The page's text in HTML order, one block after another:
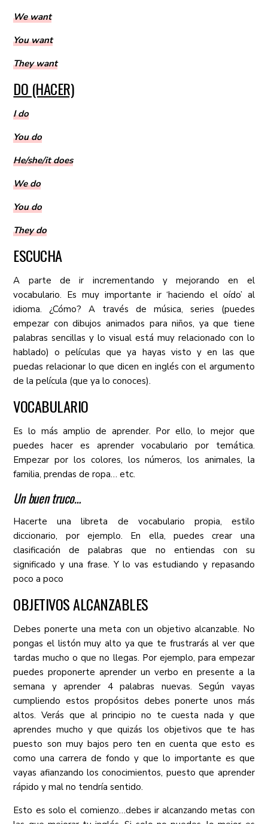
We want
You want
They want
DO (HACER)
I do
You do
He/she/it does
We do
You do
They do
ESCUCHA
A parte de ir incrementando y mejorando en el
vocabulario. Es muy importante ir ‘haciendo el oído’ al
idioma. ¿Cómo? A través de música, series (puedes
empezar con dibujos animados para niños, ya que tiene
palabras sencillas y lo visual está muy relacionado con lo
hablado) o películas que ya hayas visto y en las que
puedas relacionar lo que dicen en inglés con el argumento
de la película (que ya lo conoces).
VOCABULARIO
Es lo más amplio de aprender. Por ello, lo mejor que
puedes hacer es aprender vocabulario por temática.
Empezar por los colores, los números, los animales, la
familia, prendas de ropa… etc.
Un buen truco…
Hacerte una libreta de vocabulario propia, estilo
diccionario, por ejemplo. En ella, puedes crear una
clasificación de palabras que no entiendas con su
significado y una frase. Y lo vas estudiando y repasando
poco a poco
OBJETIVOS ALCANZABLES
Debes ponerte una meta con un objetivo alcanzable. No
pongas el listón muy alto ya que te frustrarás al ver que
tardas mucho o que no llegas. Por ejemplo, para empezar
puedes proponerte aprender un verbo en presente a la
semana y aprender 4 palabras nuevas. Según vayas
cumpliendo estos propósitos debes ponerte unos más
altos. Verás que al principio no te cuesta nada y que
aprendes mucho y que quizás los objetivos que te has
puesto son muy bajos pero ten en cuenta que esto es
como una carrera de fondo y que lo importante es que
vayas afianzando los conocimientos, puesto que aprender
rápido y mal no tendría sentido.
Esto es solo el comienzo…debes ir alcanzando metas con